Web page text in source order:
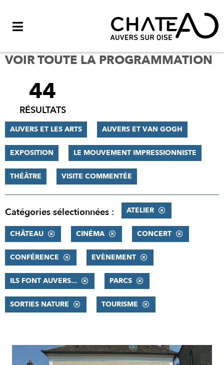
VOIR TOUTE LA PROGRAMMATION
FILTRER
RÉSULTATS
44
RÉSULTATS
AUVERS ET LES ARTS AUVERS ET VAN GOGH
EXPOSITION LE MOUVEMENT IMPRESSIONNISTE
THÉÂTRE VISITE COMMENTÉE
Catégories sélectionnées : ATELIER
CHÂTEAU CINÉMA CONCERT
CONFÉRENCE EVÈNEMENT
ILS FONT AUVERS... PARCS
SORTIES NATURE TOURISME
RÉSULTATS